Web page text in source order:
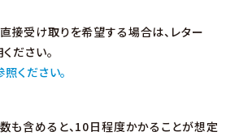
接受け取りを希望する場合は、レター
ださい。
ください。
も含めると、10日程度かかることが想定